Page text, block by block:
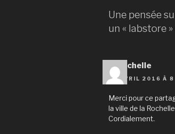
Une pensée
un « labstore
Larochelle
26 AVRIL 2016 À 8
Merci pour ce
la ville de la
Cordialement.